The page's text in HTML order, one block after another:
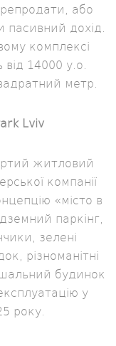
або
пасивний дохід.
комплексі
14000 у.о.
метр.
Lviv
житловий
компанії
«місто в
паркінг,
зелені
різноманітні
будинок
у
року.